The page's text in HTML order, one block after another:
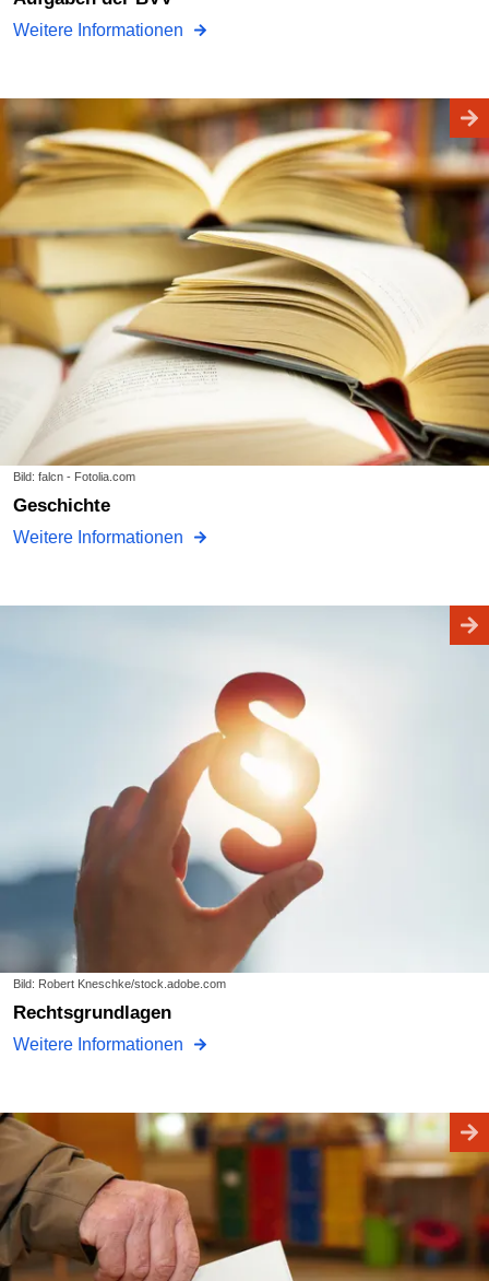
Weitere Informationen
Bild: falcn - Fotolia.com
Geschichte
Weitere Informationen
Bild: Robert Kneschke/stock.adobe.com
Rechtsgrundlagen
Weitere Informationen